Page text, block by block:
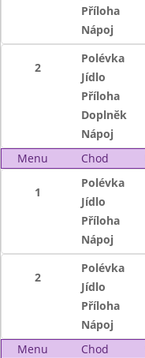
Příloha
Nápoj
2
Polévka
Jídlo
Příloha
Doplněk
Nápoj
Menu
Chod
1
Polévka
Jídlo
Příloha
Nápoj
2
Polévka
Jídlo
Příloha
Nápoj
Menu
Chod